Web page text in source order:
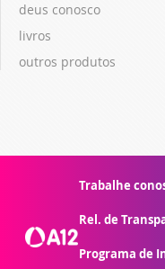
deus conosco
livros
outros produtos
Trabalhe
Rel. de
Programa de